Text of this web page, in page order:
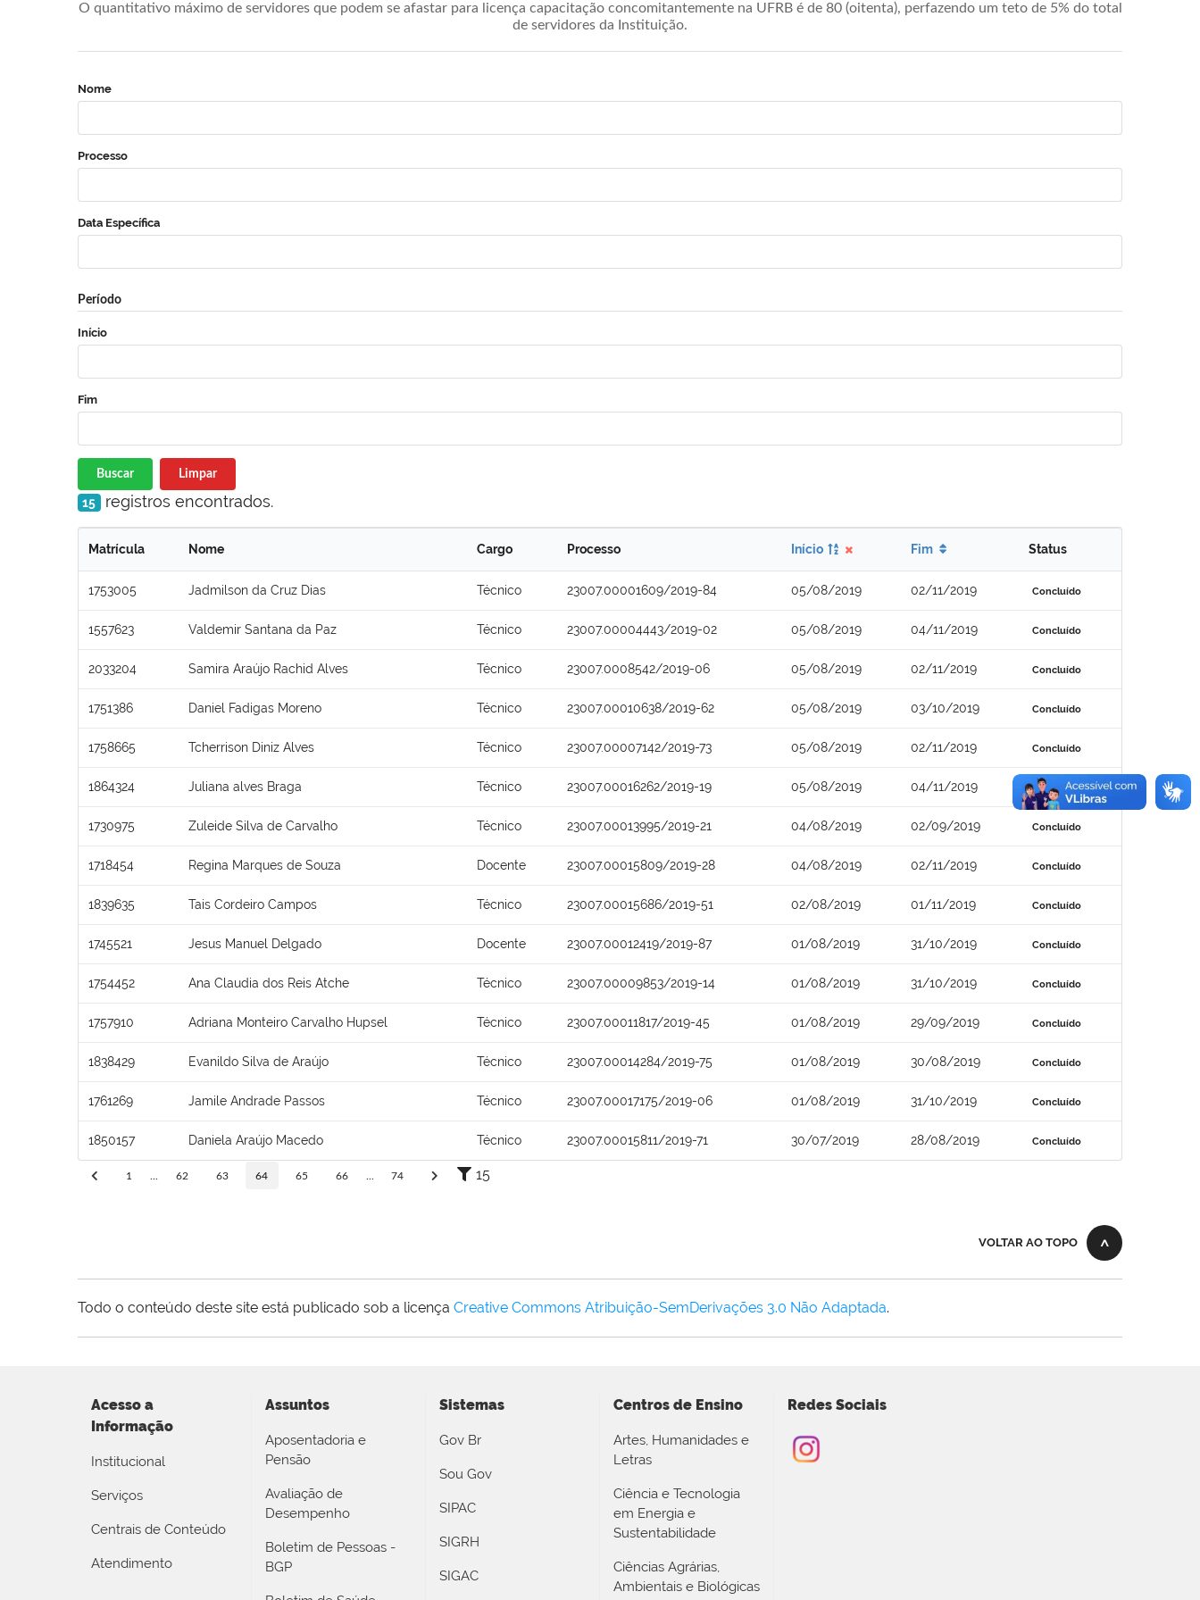
O quantitativo máximo de servidores que podem se afastar para licença capacitação concomitantemente na UFRB é de 80 (oitenta), perfazendo um teto de 5% do total
de servidores da Instituição.
Nome
Processo
Data Específica
Período
Início
Fim
Buscar Limpar
15 registros encontrados.
Matrícula Nome Cargo Processo Início Fim Status
1753005 Jadmilson da Cruz Dias Técnico 23007.00001609/2019-84 05/08/2019 02/11/2019 Concluído
1557623 Valdemir Santana da Paz Técnico 23007.00004443/2019-02 05/08/2019 04/11/2019 Concluído
2033204 Samira Araújo Rachid Alves Técnico 23007.0008542/2019-06 05/08/2019 02/11/2019 Concluído
1751386 Daniel Fadigas Moreno Técnico 23007.00010638/2019-62 05/08/2019 03/10/2019 Concluído
1758665 Tcherrison Diniz Alves Técnico 23007.00007142/2019-73 05/08/2019 02/11/2019 Concluído
1864324 Juliana alves Braga Técnico 23007.00016262/2019-19 05/08/2019 04/11/2019 Concluído
1730975 Zuleide Silva de Carvalho Técnico 23007.00013995/2019-21 04/08/2019 02/09/2019 Concluído
1718454 Regina Marques de Souza Docente 23007.00015809/2019-28 04/08/2019 02/11/2019 Concluído
1839635 Tais Cordeiro Campos Técnico 23007.00015686/2019-51 02/08/2019 01/11/2019 Concluído
1745521 Jesus Manuel Delgado Docente 23007.00012419/2019-87 01/08/2019 31/10/2019 Concluído
1754452 Ana Claudia dos Reis Atche Técnico 23007.00009853/2019-14 01/08/2019 31/10/2019 Concluído
1757910 Adriana Monteiro Carvalho Hupsel Técnico 23007.00011817/2019-45 01/08/2019 29/09/2019 Concluído
1838429 Evanildo Silva de Araújo Técnico 23007.00014284/2019-75 01/08/2019 30/08/2019 Concluído
1761269 Jamile Andrade Passos Técnico 23007.00017175/2019-06 01/08/2019 31/10/2019 Concluído
1850157 Daniela Araújo Macedo Técnico 23007.00015811/2019-71 30/07/2019 28/08/2019 Concluído
1 62 63 64 65 66 74 15
VOLTAR AO TOPO
Todo o conteúdo deste site está publicado sob a licença Creative Commons Atribuição-SemDerivações 3.0 Não Adaptada.
Acesso a
Informação
Institucional
Serviços
Centrais de Conteúdo
Atendimento
Assuntos
Aposentadoria e
Pensão
Avaliação de
Desempenho
Boletim de Pessoas -
BGP
Sistemas
Gov Br
Sou Gov
SIPAC
SIGRH
SIGAC
Centros de Ensino
Artes, Humanidades e
Letras
Ciência e Tecnologia
em Energia e
Sustentabilidade
Ciências Agrárias,
Ambientais e Biológicas
Redes Sociais